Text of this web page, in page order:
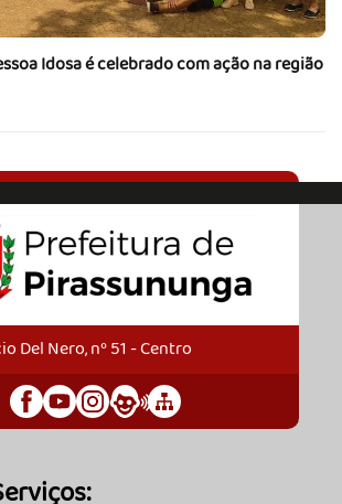
Idosa é celebrado com ação na região
Del Nero, nº 51 - Centro